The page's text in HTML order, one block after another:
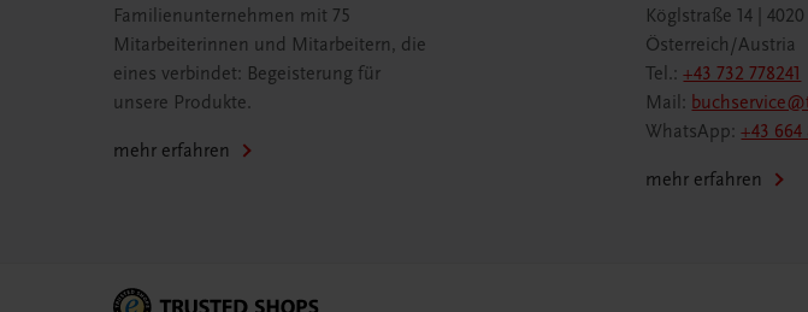
Familienunternehmen mit 75
Mitarbeiterinnen und Mitarbeitern, die
eines verbindet: Begeisterung für
unsere Produkte.
mehr erfahren
Köglstraße 14 |
Österreich/Austria
Tel.:+43 732 778241
Mail:
WhatsApp:+43 664
mehr erfahren